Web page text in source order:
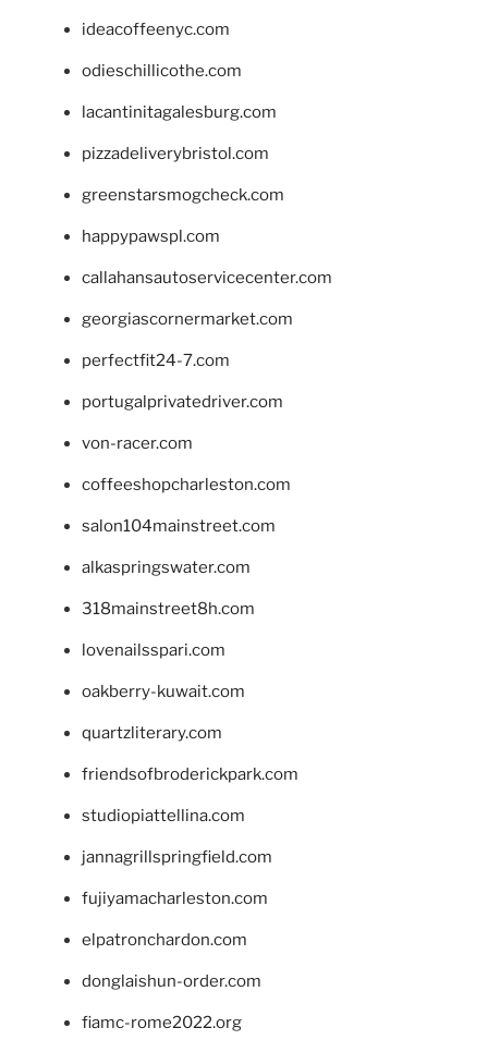
ideacoffeenyc.com
odieschillicothe.com
lacantinitagalesburg.com
pizzadeliverybristol.com
greenstarsmogcheck.com
happypawspl.com
callahansautoservicecenter.com
georgiascornermarket.com
perfectfit24-7.com
portugalprivatedriver.com
von-racer.com
coffeeshopcharleston.com
salon104mainstreet.com
alkaspringswater.com
318mainstreet8h.com
lovenailsspari.com
oakberry-kuwait.com
quartzliterary.com
friendsofbroderickpark.com
studiopiattellina.com
jannagrillspringfield.com
fujiyamacharleston.com
elpatronchardon.com
donglaishun-order.com
fiamc-rome2022.org